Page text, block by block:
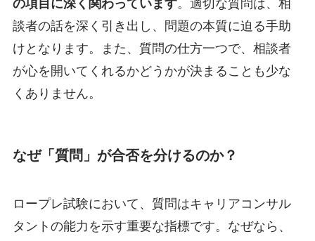
の項目に深く関わっています。適切な質問は、相
談者の話を深く引き出し、問題の本質に迫る手助
けとなります。また、質問の仕方一つで、相談者
が心を開いてくれるかどうかが決まることも少な
くありません。
なぜ「質問」が合否を分けるのか？
ロープレ試験において、質問はキャリアコンサル
タントの能力を示す重要な指標です。なぜなら、